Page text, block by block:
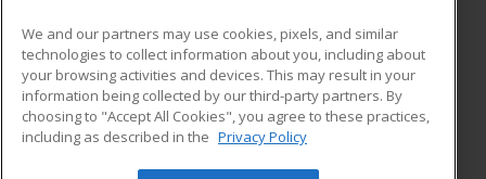
ADDITIONAL RESOURCES
Military
Financial Assistance
Help
Student Blog
We and our partners may use cookies, pixels, and similar
technologies to collect information about you, including about
your browsing activities and devices. This may result in your
information being collected by our third-party partners. By
choosing to "Accept All Cookies", you agree to these practices,
including as described in the Privacy Policy